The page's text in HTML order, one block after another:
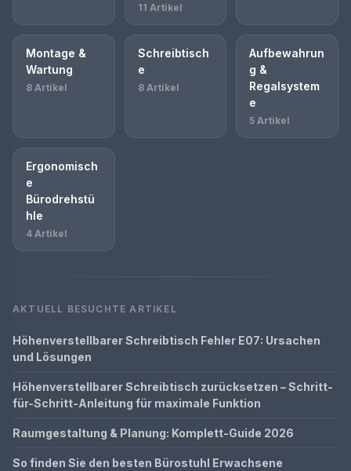
11 Artikel
Montage &
Wartung
8 Artikel
Schreibtisch
e
8 Artikel
Aufbewahrun
g &
Regalsystem
e
5 Artikel
Ergonomisch
e
Bürodrehstü
hle
4 Artikel
AKTUELL BESUCHTE ARTIKEL
Höhenverstellbarer Schreibtisch Fehler E07: Ursachen
und Lösungen
Höhenverstellbarer Schreibtisch zurücksetzen – Schritt-
für-Schritt-Anleitung für maximale Funktion
Raumgestaltung & Planung: Komplett-Guide 2026
So finden Sie den besten Bürostuhl Erwachsene